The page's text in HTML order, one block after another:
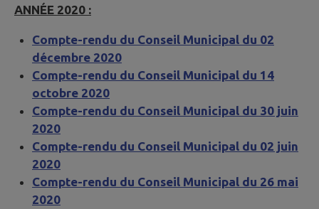
ANNÉE 2020 :
Compte-rendu du Conseil Municipal du 02
décembre 2020
Compte-rendu du Conseil Municipal du 14
octobre 2020
Compte-rendu du Conseil Municipal du 30 juin
2020
Compte-rendu du Conseil Municipal du 02 juin
2020
Compte-rendu du Conseil Municipal du 26 mai
2020